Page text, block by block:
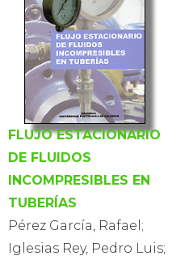
FLUJO ESTACIONARIO
DE FLUIDOS
INCOMPRESIBLES EN
TUBERÍAS
Pérez García, Rafael;
Iglesias Rey, Pedro Luis;